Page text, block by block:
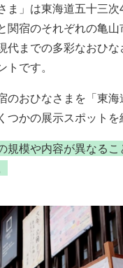
ま」は東海道五十三
関宿のそれぞれの亀
代までの多彩なおひ
です。
のおひなさまを「東海
つかの展示スポットを
規模や内容が異なる